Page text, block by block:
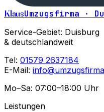
KlausUmzugsfirma ·
Service-Gebiet: Duisburg
& deutschlandweit
Tel: 01579 2637184
E-Mail:
Mo–Sa: 07:00–18:00 Uhr
Leistungen